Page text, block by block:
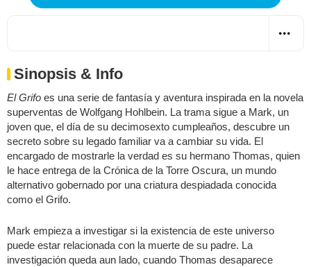
Sinopsis & Info
El Grifo es una serie de fantasía y aventura inspirada en la novela
superventas de Wolfgang Hohlbein. La trama sigue a Mark, un
joven que, el día de su decimosexto cumpleaños, descubre un
secreto sobre su legado familiar va a cambiar su vida. El
encargado de mostrarle la verdad es su hermano Thomas, quien
le hace entrega de la Crónica de la Torre Oscura, un mundo
alternativo gobernado por una criatura despiadada conocida
como el Grifo.
Mark empieza a investigar si la existencia de este universo
puede estar relacionada con la muerte de su padre. La
investigación queda aun lado, cuando Thomas desaparece